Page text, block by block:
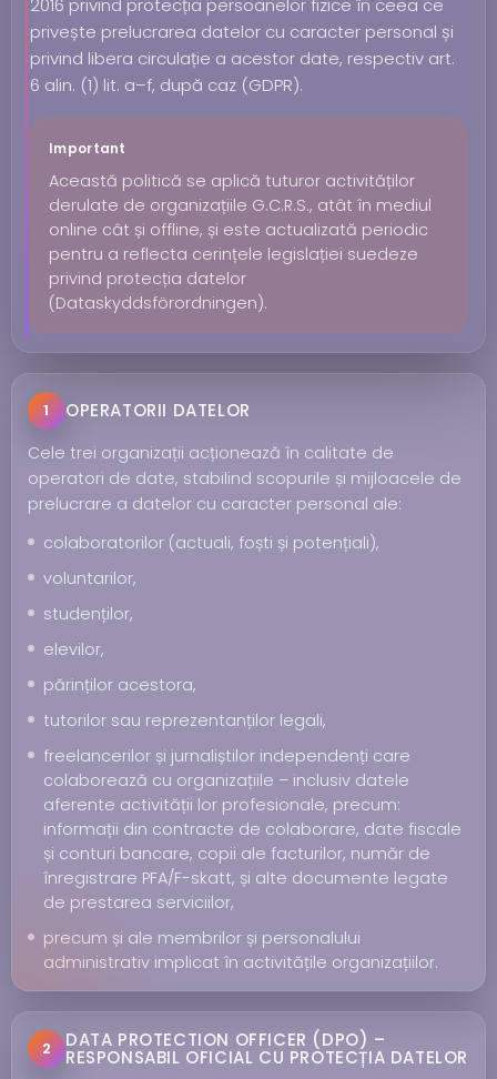
2016 privind protecția persoanelor fizice în ceea ce
privește prelucrarea datelor cu caracter personal și
privind libera circulație a acestor date, respectiv art.
6 alin. (1) lit. a–f, după caz (GDPR).
Important
Această politică se aplică tuturor activităților
derulate de organizațiile G.C.R.S., atât în mediul
online cât și offline, și este actualizată periodic
pentru a reflecta cerințele legislației suedeze
privind protecția datelor
(Dataskyddsförordningen).
1 OPERATORII DATELOR
Cele trei organizații acționează în calitate de
operatori de date, stabilind scopurile și mijloacele de
prelucrare a datelor cu caracter personal ale:
colaboratorilor (actuali, foști și potențiali),
voluntarilor,
studenților,
elevilor,
părinților acestora,
tutorilor sau reprezentanților legali,
freelancerilor și jurnaliștilor independenți care
colaborează cu organizațiile – inclusiv datele
aferente activității lor profesionale, precum:
informații din contracte de colaborare, date fiscale
și conturi bancare, copii ale facturilor, număr de
înregistrare PFA/F-skatt, și alte documente legate
de prestarea serviciilor,
precum și ale membrilor și personalului
administrativ implicat în activitățile organizațiilor.
2 DATA PROTECTION OFFICER (DPO) –
RESPONSABIL OFICIAL CU PROTECȚIA DATELOR